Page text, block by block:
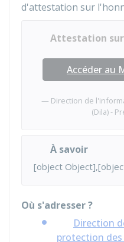
d'attestation sur
Attestation
Accéder au
Direction de
(Dila) -
À savoir
[object
Où s'adresser ?
Direction
protection des